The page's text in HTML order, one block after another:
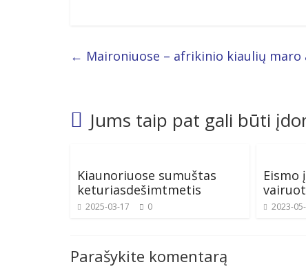
← Maironiuose – afrikinio kiaulių maro
Jums taip pat gali būti
Kiaunoriuose sumuštas
keturiasdešimtmetis
2025-03-17 0
Eismo
2023-
Parašykite komentarą